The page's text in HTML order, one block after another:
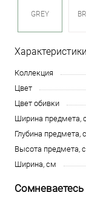
GREY
Коллекция
Цвет
Цвет обивки
Ширина предмета,
Глубина предмета,
Высота предмета,
Ширина, см